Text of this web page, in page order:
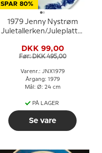
SPAR 80%
1979 Jenny Nystrøm
Juletallerken/Juleplatte,
DKK 99,00
Før: DKK 495,00
Varenr.: JNX1979
Årgang: 1979
Mål: Ø: 24 cm
PÅ LAGER
Se vare